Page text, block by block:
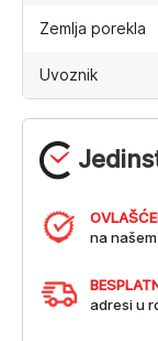
na
adresi u
Zemlja porekla
Uvoznik